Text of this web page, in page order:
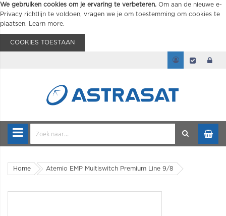
We gebruiken cookies om je ervaring te verbeteren. Om aan de nieuwe e-
Privacy richtlijn te voldoen, vragen we je om toestemming om cookies te
plaatsen.
Learn more.
COOKIES TOESTAAN
Home Atemio EMP Multiswitch Premium Line 9/8